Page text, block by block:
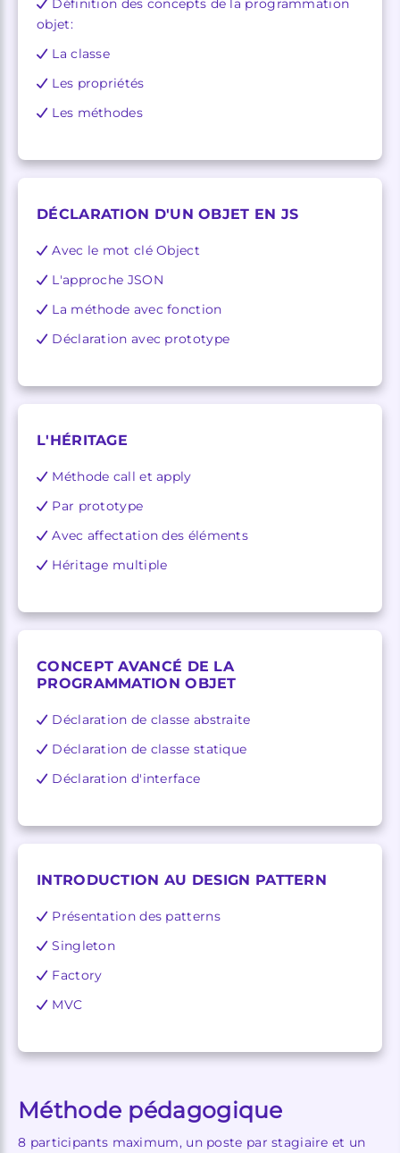
Définition des concepts de la programmation
objet:
La classe
Les propriétés
Les méthodes
DÉCLARATION D'UN OBJET EN JS
Avec le mot clé Object
L'approche JSON
La méthode avec fonction
Déclaration avec prototype
L'HÉRITAGE
Méthode call et apply
Par prototype
Avec affectation des éléments
Héritage multiple
CONCEPT AVANCÉ DE LA
PROGRAMMATION OBJET
Déclaration de classe abstraite
Déclaration de classe statique
Déclaration d'interface
INTRODUCTION AU DESIGN PATTERN
Présentation des patterns
Singleton
Factory
MVC
Méthode pédagogique
8 participants maximum, un poste par stagiaire et un